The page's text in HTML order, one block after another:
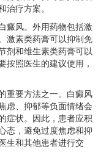
疗方案。
风。外用药物包括激
激素类药膏可以抑制免
剂和维生素类药膏可以
按照医生的建议使用，
要方法之一。白癜风
虑、抑郁等负面情绪会
症状。因此，患者应积
态，避免过度焦虑和抑
生和其他患者进行交